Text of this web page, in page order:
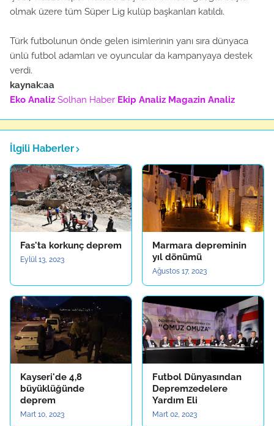
olmak üzere tüm Süper Lig kulüp başkanları katıldı.
Türk futbolunun önde gelen isimlerinin yanı sıra dünyaca
ünlü futbol adamları ve oyuncular da kampanyaya destek
verdi.
kaynak:aa
Eko Analiz Solhan Haber Ekip Analiz Magazin Analiz
İlgili Haberler
Fas'ta korkunç deprem
Eylül 13, 2023
Marmara depreminin
yıl dönümü
Ağustos 17, 2023
Kayseri'de 4,8
büyüklüğünde
deprem
Mart 10, 2023
Futbol Dünyasından
Depremzedelere
Yardım Eli
Mart 02, 2023